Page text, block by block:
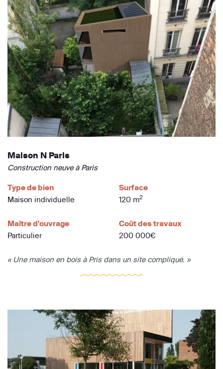
Maison N Paris
Construction neuve à Paris
Type de bien
Maison individuelle
Surface
120 m2
Maître d'ouvrage
Particulier
Coût des travaux
200 000€
« Une maison en bois à Pris dans un site compliqué. »